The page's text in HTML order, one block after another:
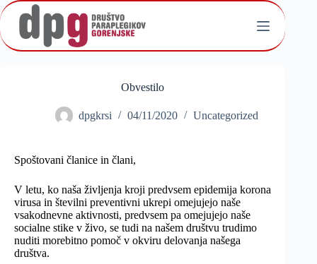
Skip
to
content
Obvestilo
dpgkrsi 04/11/2020 Uncategorized
Spoštovani članice in člani,
V letu, ko naša življenja kroji predvsem epidemija korona
virusa in številni preventivni ukrepi omejujejo naše
vsakodnevne aktivnosti, predvsem pa omejujejo naše
socialne stike v živo, se tudi na našem društvu trudimo
nuditi morebitno pomoč v okviru delovanja našega
društva.